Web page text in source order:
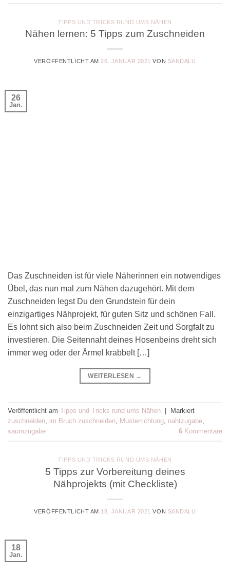
TIPPS UND TRICKS RUND UMS NÄHEN
Nähen lernen: 5 Tipps zum Zuschneiden
VERÖFFENTLICHT AM26. JANUAR 2021 VON SANDALU
26
Jan.
Das Zuschneiden ist für viele Näherinnen ein notwendiges
Übel, das nun mal zum Nähen dazugehört. Mit dem
Zuschneiden legst Du den Grundstein für dein
einzigartiges Nähprojekt, für guten Sitz und schönen Fall.
Es lohnt sich also beim Zuschneiden Zeit und Sorgfalt zu
investieren. Die Seitennaht deines Hosenbeins dreht sich
immer weg oder der Ärmel krabbelt […]
WEITERLESEN →
Veröffentlicht am Tipps und Tricks rund ums Nähen
Markiert
zuschneiden, im Bruch zuschneiden, Musterrichtung, nahtzugabe,
saumzugabe
6 Kommentare
TIPPS UND TRICKS RUND UMS NÄHEN
5 Tipps zur Vorbereitung deines
Nähprojekts (mit Checkliste)
VERÖFFENTLICHT AM 18. JANUAR 2021 VON SANDALU
18
Jan.